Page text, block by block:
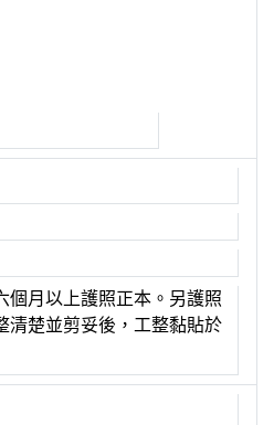
個月以上護照正本。另護照
清楚並剪妥後，工整黏貼於